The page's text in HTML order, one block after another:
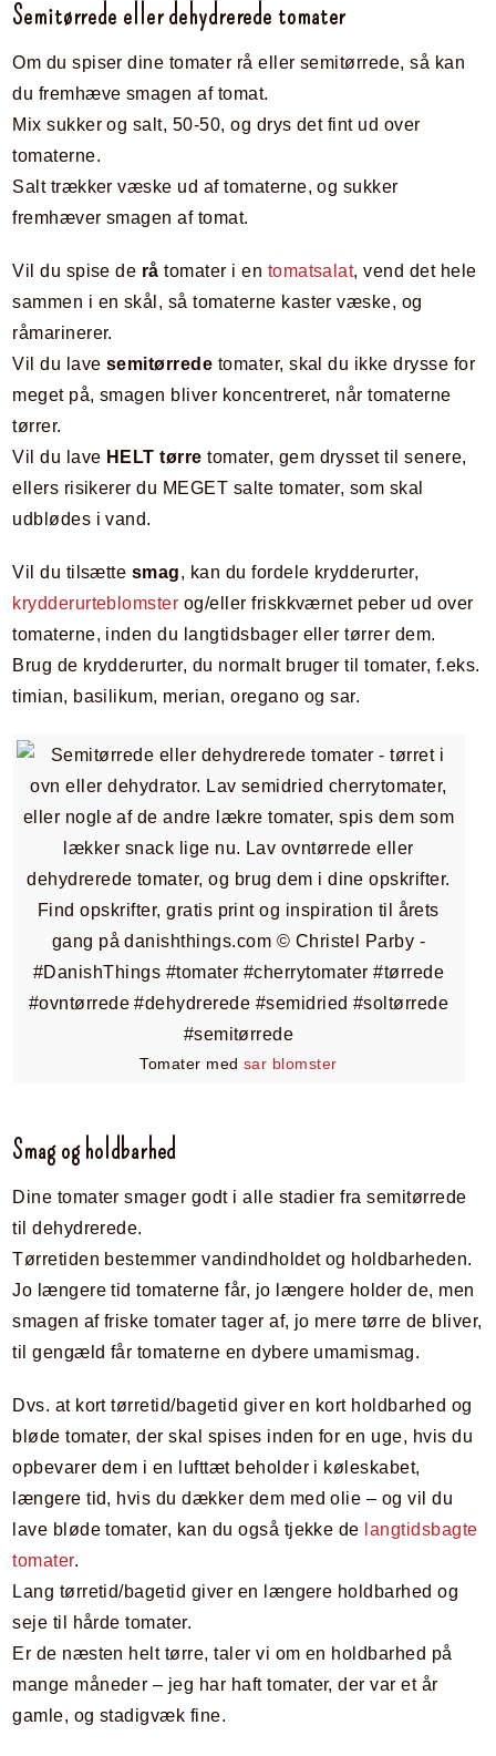
Semitørrede eller dehydrerede tomater
Om du spiser dine tomater rå eller semitørrede, så kan
du fremhæve smagen af tomat.
Mix sukker og salt, 50-50, og drys det fint ud over
tomaterne.
Salt trækker væske ud af tomaterne, og sukker
fremhæver smagen af tomat.
Vil du spise de rå tomater i en tomatsalat, vend det hele
sammen i en skål, så tomaterne kaster væske, og
råmarinerer.
Vil du lave semitørrede tomater, skal du ikke drysse for
meget på, smagen bliver koncentreret, når tomaterne
tørrer.
Vil du lave HELT tørre tomater, gem drysset til senere,
ellers risikerer du MEGET salte tomater, som skal
udblødes i vand.
Vil du tilsætte smag, kan du fordele krydderurter,
krydderurteblomster og/eller friskkværnet peber ud over
tomaterne, inden du langtidsbager eller tørrer dem.
Brug de krydderurter, du normalt bruger til tomater, f.eks.
timian, basilikum, merian, oregano og sar.
Tomater med sar blomster
Smag og holdbarhed
Dine tomater smager godt i alle stadier fra semitørrede
til dehydrerede.
Tørretiden bestemmer vandindholdet og holdbarheden.
Jo længere tid tomaterne får, jo længere holder de, men
smagen af friske tomater tager af, jo mere tørre de bliver,
til gengæld får tomaterne en dybere umamismag.
Dvs. at kort tørretid/bagetid giver en kort holdbarhed og
bløde tomater, der skal spises inden for en uge, hvis du
opbevarer dem i en lufttæt beholder i køleskabet,
længere tid, hvis du dækker dem med olie – og vil du
lave bløde tomater, kan du også tjekke de langtidsbagte
tomater.
Lang tørretid/bagetid giver en længere holdbarhed og
seje til hårde tomater.
Er de næsten helt tørre, taler vi om en holdbarhed på
mange måneder – jeg har haft tomater, der var et år
gamle, og stadigvæk fine.